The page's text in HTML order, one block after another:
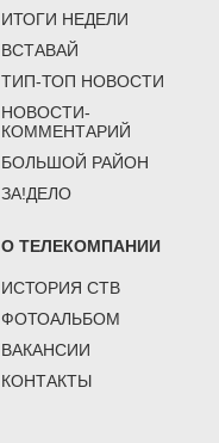
ИТОГИ НЕДЕЛИ
ВСТАВАЙ
ТИП-ТОП НОВОСТИ
НОВОСТИ-
КОММЕНТАРИЙ
БОЛЬШОЙ РАЙОН
ЗА!ДЕЛО
О ТЕЛЕКОМПАНИИ
ИСТОРИЯ СТВ
ФОТОАЛЬБОМ
ВАКАНСИИ
КОНТАКТЫ